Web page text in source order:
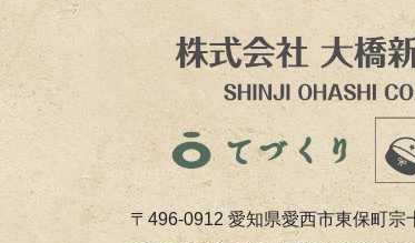
〒496-0912愛知県愛西市東保町宗